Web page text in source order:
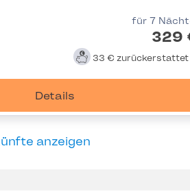
für 7
329
33 € zurückerstattet
Details
anzeigen